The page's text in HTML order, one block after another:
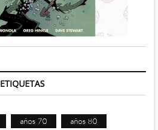
ETIQUETAS
años 70 años 80